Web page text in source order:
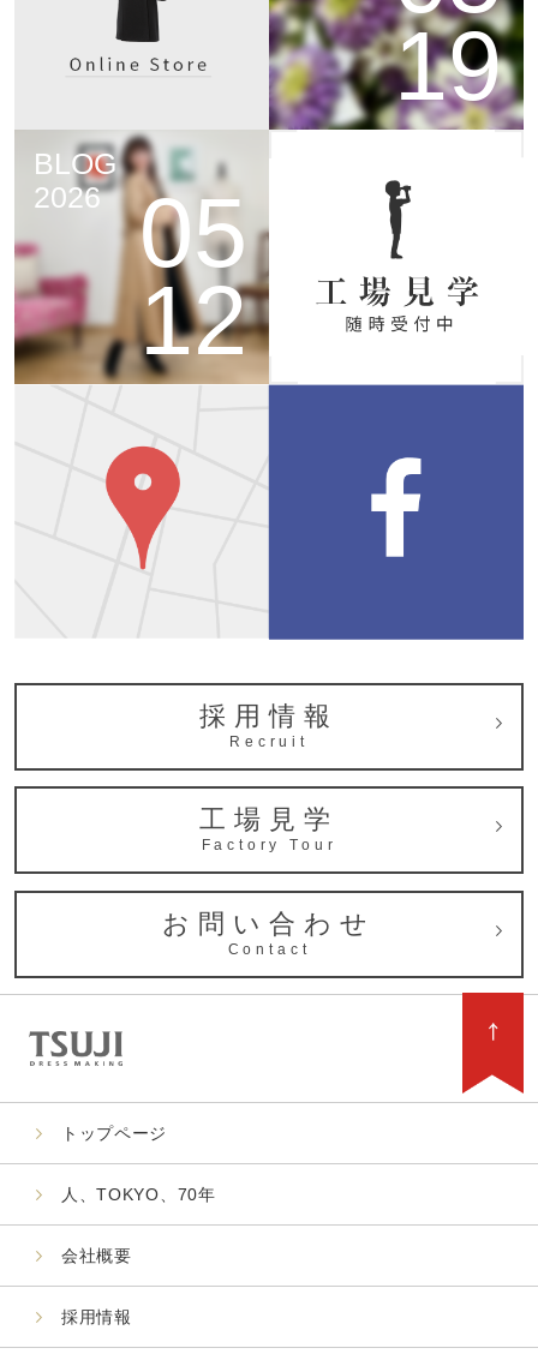
19
BLOG
2026
05
12
採用情報
Recruit
工場見学
Factory Tour
お問い合わせ
Contact
トップページ
人、TOKYO、70年
会社概要
採用情報